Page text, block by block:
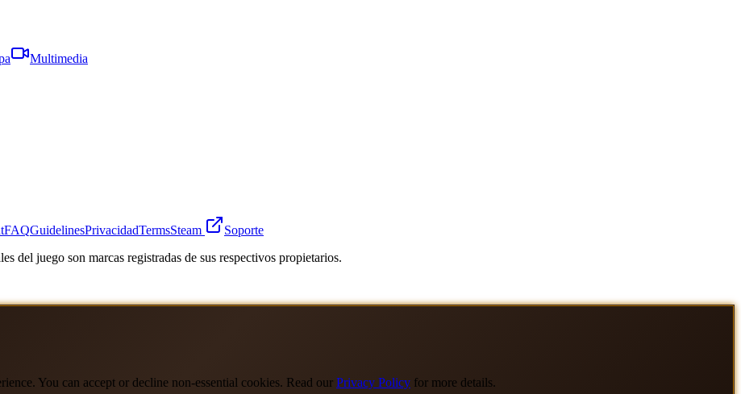
Multimedia
FAQGuidelinesPrivacidadTermsSteam
Soporte
del juego son marcas registradas de sus respectivos propietarios.
You can accept or decline non-essential cookies. Read our Privacy Policy for more details.